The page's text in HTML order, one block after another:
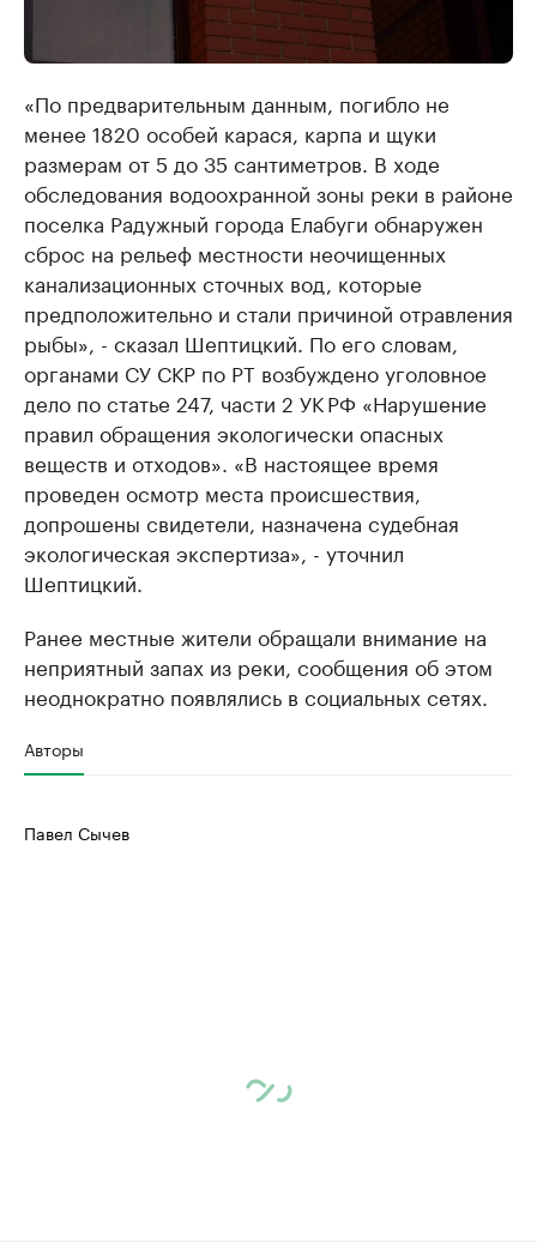
«По предварительным данным, погибло не
менее 1820 особей карася, карпа и щуки
размерам от 5 до 35 сантиметров. В ходе
обследования водоохранной зоны реки в районе
поселка Радужный города Елабуги обнаружен
сброс на рельеф местности неочищенных
канализационных сточных вод, которые
предположительно и стали причиной отравления
рыбы», - сказал Шептицкий. По его словам,
органами СУ СКР по РТ возбуждено уголовное
дело по статье 247, части 2 УК РФ «Нарушение
правил обращения экологически опасных
веществ и отходов». «В настоящее время
проведен осмотр места происшествия,
допрошены свидетели, назначена судебная
экологическая экспертиза», - уточнил
Шептицкий.
Ранее местные жители обращали внимание на
неприятный запах из реки, сообщения об этом
неоднократно появлялись в социальных сетях.
Авторы
Павел Сычев